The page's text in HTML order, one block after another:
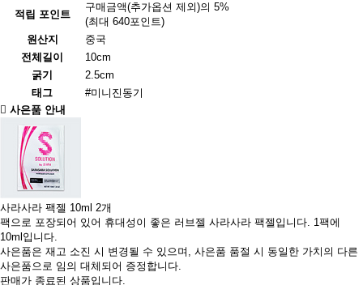
적립 포인트
구매금액(추가옵션 제외)의 5%
(최대 640포인트)
원산지
중국
전체길이
10cm
굵기
2.5cm
태그
#미니진동기
사은품 안내
사라사라 팩젤 10ml 2개
팩으로 포장되어 있어 휴대성이 좋은 러브젤 사라사라 팩젤입니다. 1팩에
10ml입니다.
사은품은 재고 소진 시 변경될 수 있으며, 사은품 품절 시 동일한 가치의 다른
사은품으로 임의 대체되어 증정합니다.
판매가 종료된 상품입니다.